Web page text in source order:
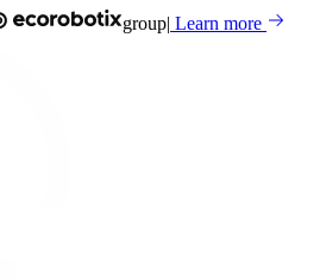
group| Learn more